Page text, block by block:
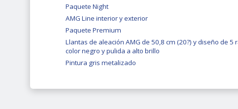
Paquete Night
AMG Line interior y exterior
Paquete Premium
Llantas de aleación AMG de 50,8 cm (20?) y diseño de 5
color negro y pulida a alto brillo
Pintura gris metalizado